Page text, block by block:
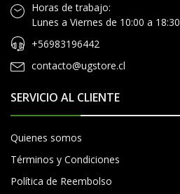
Horas de trabajo:
Lunes a Viernes de 10:00 a 18:30
+56983196442
contacto@ugstore.cl
SERVICIO AL CLIENTE
Quienes somos
Términos y Condiciones
Política de Reembolso